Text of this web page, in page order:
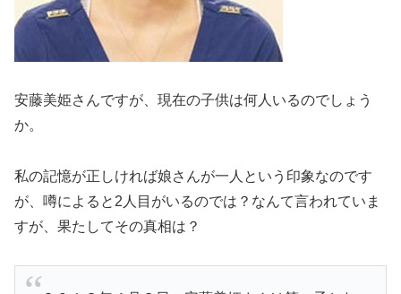
安藤美姫さんですが、 現在の子供は何人 いるのでしょう
か。
私の記憶が正しければ娘さんが一人という印象なのです
が、噂によると2人目がいるのでは？なんて言われていま
すが、果たしてその真相は？